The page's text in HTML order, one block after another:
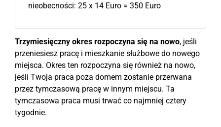
nieobecności: 25 x 14 Euro = 350 Euro
Trzymiesięczny okres rozpoczyna się na nowo, jeśli
przeniesiesz pracę i mieszkanie służbowe do nowego
miejsca. Okres ten rozpoczyna się również na nowo,
jeśli Twoja praca poza domem zostanie przerwana
przez tymczasową pracę w innym miejscu. Ta
tymczasowa praca musi trwać co najmniej cztery
tygodnie.